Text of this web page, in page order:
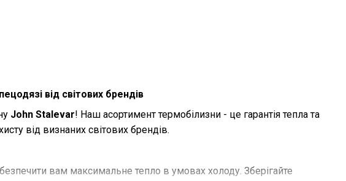
від світових брендів
John Stalevar! Наш асортимент термобілизни - це гарантія тепла та
від визнаних світових брендів.
вам максимальне тепло в умовах холоду. Зберігайте